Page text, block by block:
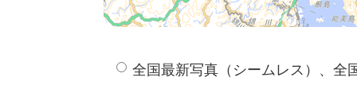
全国最新写真（シームレス）、全